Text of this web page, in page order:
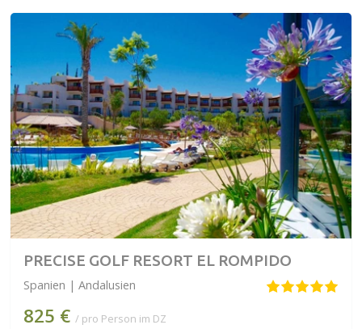
PRECISE GOLF RESORT EL ROMPIDO
Spanien | Andalusien
825 € / pro Person im DZ